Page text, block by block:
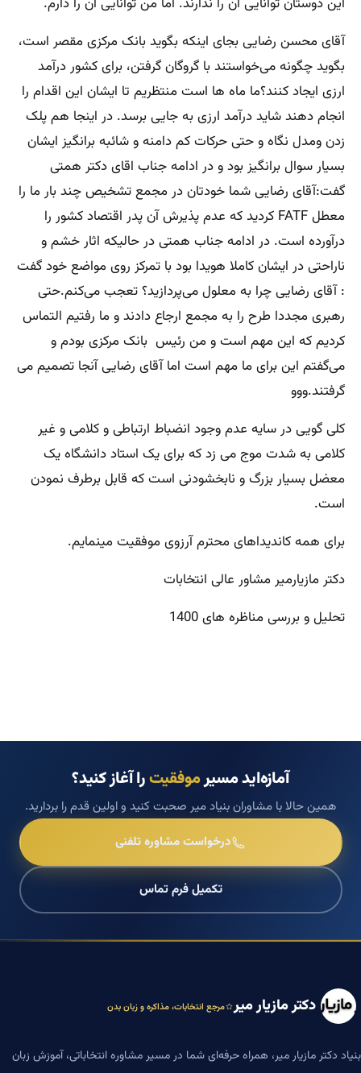
آقای محسن رضایی بجای اینکه بگوید بانک مرکزی مقصر است،
بگوید چگونه می‌خواستند با گروگان گرفتن، برای کشور درآمد
ارزی ایجاد کنند؟ما ماه ها است منتظریم تا ایشان این اقدام را
انجام دهند شاید درآمد ارزی به جایی برسد. در اینجا هم پلک
زدن ومدل نگاه و حتی حرکات کم دامنه و شائبه برانگیز ایشان
بسیار سوال برانگیز بود و در ادامه جناب اقای دکتر همتی
گفت:آقای رضایی شما خودتان در مجمع تشخیص چند بار ما را
معطل FATF کردید که عدم پذیرش آن پدر اقتصاد کشور را
درآورده است. در ادامه جناب همتی در حالیکه اثار خشم و
ناراحتی در ایشان کاملا هویدا بود با تمرکز روی مواضع خود گفت
: آقای رضایی چرا به معلول می‌پردازید؟ تعجب می‌کنم.حتی
رهبری مجددا طرح را به مجمع ارجاع دادند و ما رفتیم التماس
کردیم که این مهم است و من رئیس بانک مرکزی بودم و
می‌گفتم این برای ما مهم است اما آقای رضایی آنجا تصمیم می
گرفتند.ووو
کلی گویی در سایه عدم وجود انضباط ارتباطی و کلامی و غیر
کلامی به شدت موج می زد که برای یک استاد دانشگاه یک
معضل بسیار بزرگ و نابخشودنی است که قابل برطرف نمودن
است.
برای همه کاندیداهای محترم آرزوی موفقیت مینمایم.
دکتر مازیارمیر مشاور عالی انتخابات
تحلیل و بررسی مناظره های 1400
آمازه‌اید مسیرموفقیترا آغاز کنید؟
همین حالا با مشاوران بنیاد میر صحبت کنید و اولین قدم را بردارید.
درخواست مشاوره تلفنی
تکمیل فرم تماس
دکتر مازیار میر مرجع انتخابات، مذاکره و زبان بدن
بنیاد دکتر مازیار میر، همراه حرفه‌ای شما در مسیر مشاوره انتخاباتی، آموزش زبان